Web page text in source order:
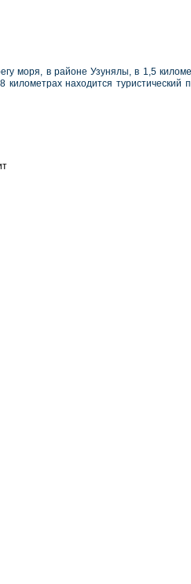
моря, в районе Узунялы, в 1,5
находится туристический